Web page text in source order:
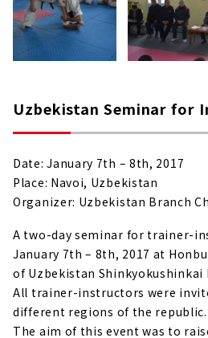
Uzbekistan Seminar for
Date: January 7th – 8th, 2017
Place: Navoi, Uzbekistan
Organizer: Uzbekistan Branch
A two-day seminar for trainer-
January 7th – 8th, 2017 at
of Uzbekistan Shinkyokushinkai
All trainer-instructors were
different regions of the republic.
The aim of this event was to